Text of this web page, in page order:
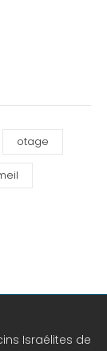
otage
Israélites de